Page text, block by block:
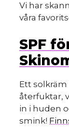
Vi har
våra
SPF
Ett
återfuktar,
in i huden
smink!